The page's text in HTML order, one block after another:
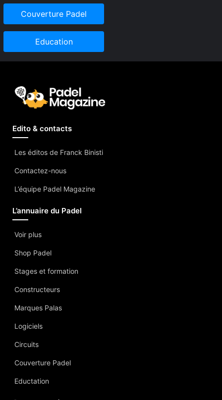
Couverture Padel
Education
Edito & contacts
Les éditos de Franck Binisti
Contactez-nous
L’équipe Padel Magazine
L’annuaire du Padel
Voir plus
Shop Padel
Stages et formation
Constructeurs
Marques Palas
Logiciels
Circuits
Couverture Padel
Eductation